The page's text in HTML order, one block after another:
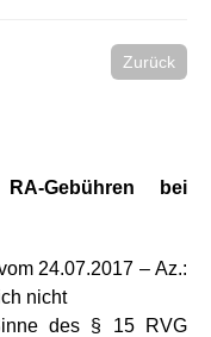
Zurück
Gebühren bei
24.07.2017 – Az.:
nicht
des § 15 RVG